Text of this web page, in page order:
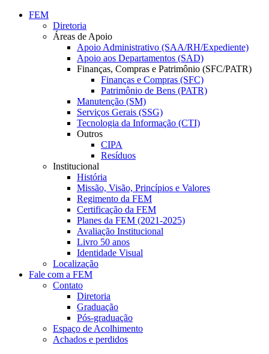
FEM
Diretoria
Áreas de Apoio
Apoio Administrativo (SAA/RH/Expediente)
Apoio aos Departamentos (SAD)
Finanças, Compras e Patrimônio (SFC/PATR)
Finanças e Compras (SFC)
Patrimônio de Bens (PATR)
Manutenção (SM)
Serviços Gerais (SSG)
Tecnologia da Informação (CTI)
Outros
CIPA
Resíduos
Institucional
História
Missão, Visão, Princípios e Valores
Regimento da FEM
Certificação da FEM
Planes da FEM (2021-2025)
Avaliação Institucional
Livro 50 anos
Identidade Visual
Localização
Fale com a FEM
Contato
Diretoria
Graduação
Pós-graduação
Espaço de Acolhimento
Achados e perdidos